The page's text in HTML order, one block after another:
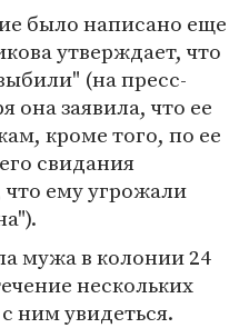
было написано еще
утверждает, что
(на пресс-
она заявила, что ее
кроме того, по ее
свидания
ему угрожали
мужа в колонии 24
нескольких
ним увидеться.